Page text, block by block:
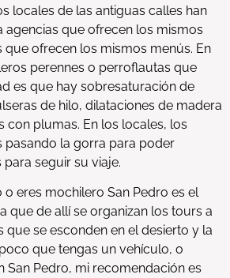
locales de las antiguas calles han
agencias que ofrecen los mismos
ofrecen los mismos menús. En
perennes o perroflautas que
es que hay sobresaturación de
de hilo, dilataciones de madera
con plumas. En los locales, los
pasando la gorra para poder
seguir su viaje.
o eres mochilero San Pedro es el
que de allí se organizan los tours a
que se esconden en el desierto y la
que tengas un vehículo, o
San Pedro, mi recomendación es